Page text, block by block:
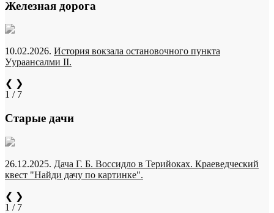
Железная дорога
10.02.2026. История вокзала остановочного пункта
Уураансалми II.
❮ ❯
1 / 7
Старые дачи
26.12.2025. Дача Г. Б. Воссидло в Терийоках. Краеведческий
квест "Найди дачу по картинке".
❮ ❯
1 / 7